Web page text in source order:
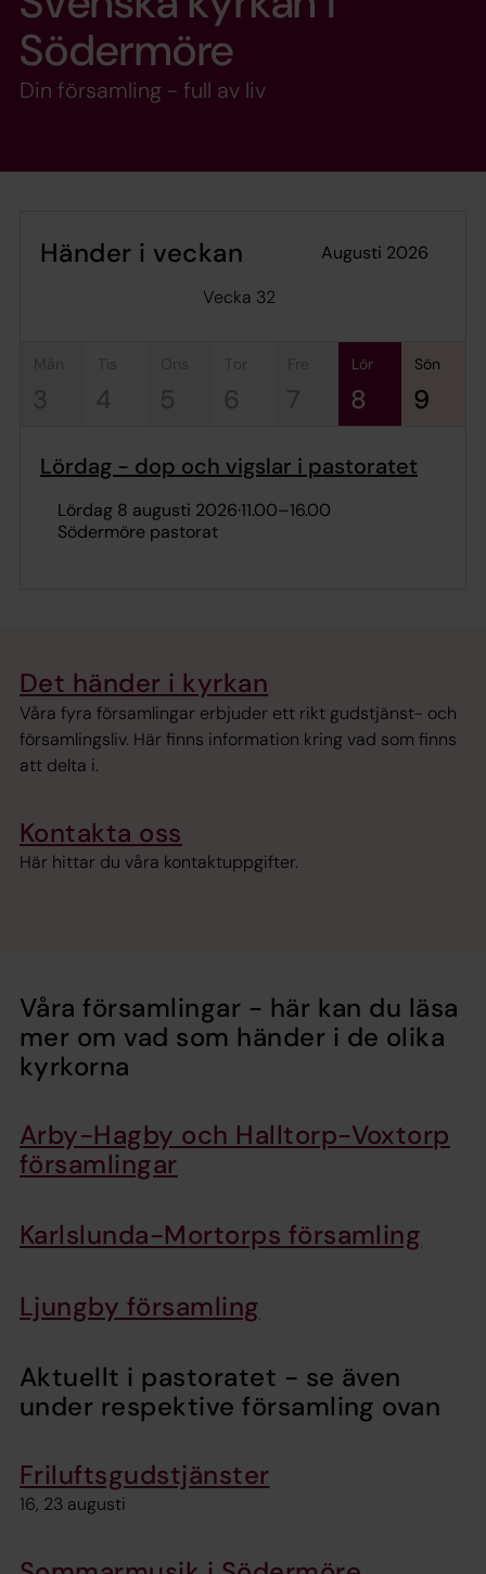
Södermöre
Din församling - full av liv
Händer i veckan
augusti 2026
Vecka 32
tis
4
tor
6
lör
8
sön
9
Lördag - dop och vigslar i pastoratet
lördag 8 augusti 2026·11.00–16.00
Södermöre pastorat
Det händer i kyrkan
Våra fyra församlingar erbjuder ett rikt gudstjänst- och
församlingsliv. Här finns information kring vad som finns
att delta i.
Kontakta oss
Här hittar du våra kontaktuppgifter.
Våra församlingar - här kan du läsa
mer om vad som händer i de olika
kyrkorna
Arby-Hagby och Halltorp-Voxtorp
församlingar
Karlslunda-Mortorps församling
Ljungby församling
Aktuellt i pastoratet - se även
under respektive församling ovan
Friluftsgudstjänster
16, 23 augusti